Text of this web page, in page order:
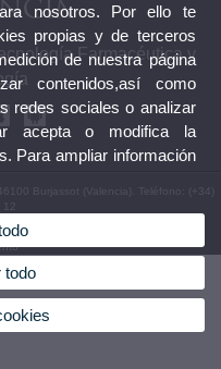
Farmacéutica y
Burjassot (Valencia). Teléfono: (+34)
|Cookies
nosotros. Por ello te
propias y de terceros
de nuestra página
contenidos,así como
redes sociales o analizar
acepta o modifica la
Para ampliar información
todo